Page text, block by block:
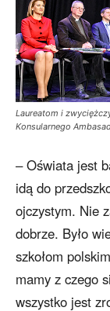
Laureatom i
Konsularnego
– Oświata jest
idą do
ojczystym. Nie
dobrze. Było
szkołom
mamy z czego
wszystko jest